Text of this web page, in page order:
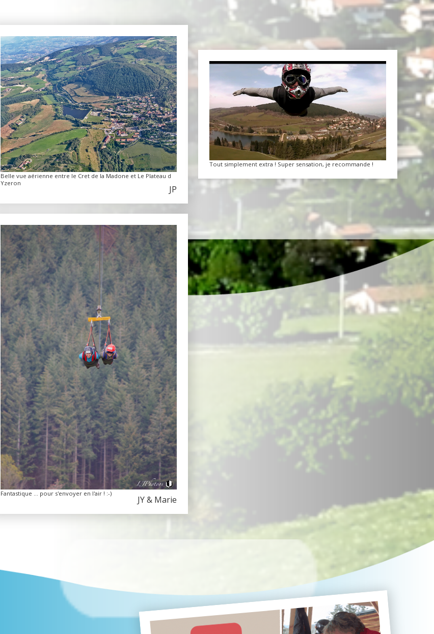
Belle vue aérienne entre le Cret de la Madone et Le Plateau d
Yzeron
JP
Tout simplement extra ! Super sensation, je recommande !
Fantastique ... pour s'envoyer en l'air ! :-)
JY & Marie